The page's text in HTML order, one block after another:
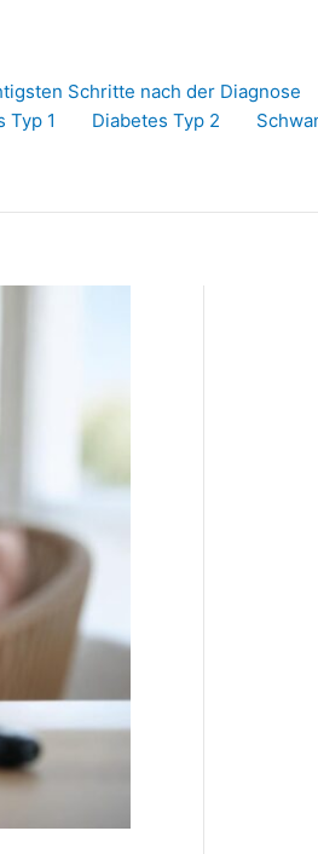
Schritte nach der Diagnose
Typ 1
Diabetes Typ 2